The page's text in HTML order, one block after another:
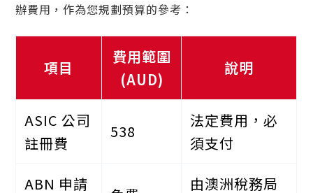
辦費用，作為您規劃預算的參考：
項目
費用範圍
(AUD)
說明
ASIC 公司
註冊費
538
法定費用，必
須支付
ABN 申請
由澳洲稅務局